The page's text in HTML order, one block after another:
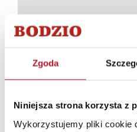
Zgoda
Niniejsza strona korzysta z
Wykorzystujemy pliki cookie